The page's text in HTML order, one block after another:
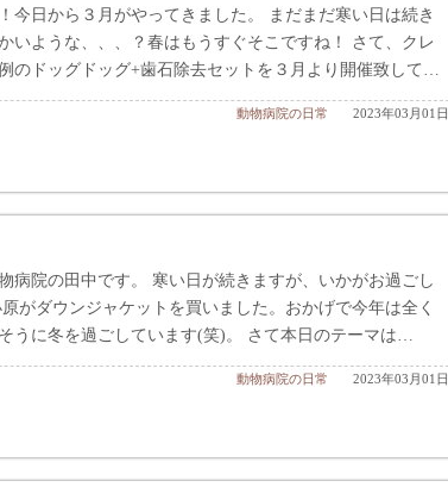
今日から３月がやってきました。 まだまだ寒い日は続き
いような、、、？春はもうすぐそこですね！ さて、クレ
のドッグドッグ+歯石除去セットを３月より開催致して…
2023年03月01日
動物病院の日常
病院の田中です。 寒い日が続きますが、いかがお過ごし
がダウンジャケットを買いました。おかげで今年は全く
うに冬を過ごしています(笑)。 さて本日のテーマは…
2023年03月01日
動物病院の日常